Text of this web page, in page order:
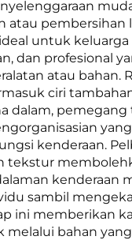
atau pembersihan
untuk
dan profesional
atau bahan.
ciri
dalam, pemegang
yang
kenderaan.
tekstur
kenderaan
sambil
ini memberikan
melalui bahan